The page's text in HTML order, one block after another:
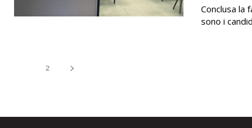
Conclusa la
sono i
2